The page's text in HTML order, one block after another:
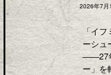
2026年7月
「イ
ーシュ
――27
ー」を